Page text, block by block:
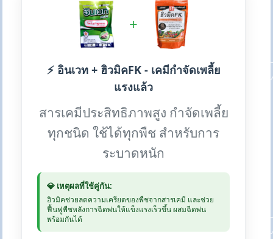
+
⚡ อินเวท + ฮิวมิคFK - เคมีกำจัดเพลี้ย
แรงแล้ว
สารเคมีประสิทธิภาพสูง กำจัดเพลี้ย
ทุกชนิด ใช้ได้ทุกพืช สำหรับการ
ระบาดหนัก
💎 เหตุผลที่ใช้คู่กัน:
ฮิวมิคช่วยลดความเครียดของพืชจากสารเคมี และช่วย
ฟื้นฟูพืชหลังการฉีดพ่นให้แข็งแรงเร็วขึ้น ผสมฉีดพ่น
พร้อมกันได้